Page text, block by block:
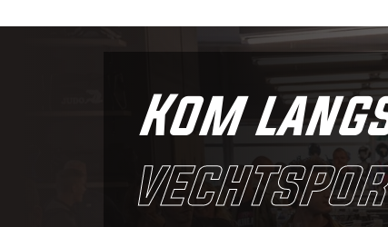
Kom